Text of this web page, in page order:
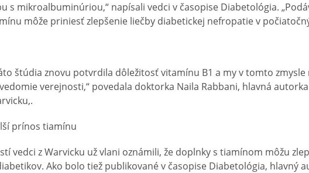
s mikroalbuminúriou,“ napísali vedci v časopise Diabetológia.
môže priniesť zlepšenie liečby diabetickej nefropatie v
štúdia znovu potvrdila dôležitosť vitamínu B1 a my v tomto zmysle
verejnosti,“ povedala doktorka Naila Rabbani, hlavná
prínos tiamínu
vedci z Warvicku už vlani oznámili, že doplnky s tiamínom môžu
Ako bolo tiež publikované v časopise Diabetológia, hlavný